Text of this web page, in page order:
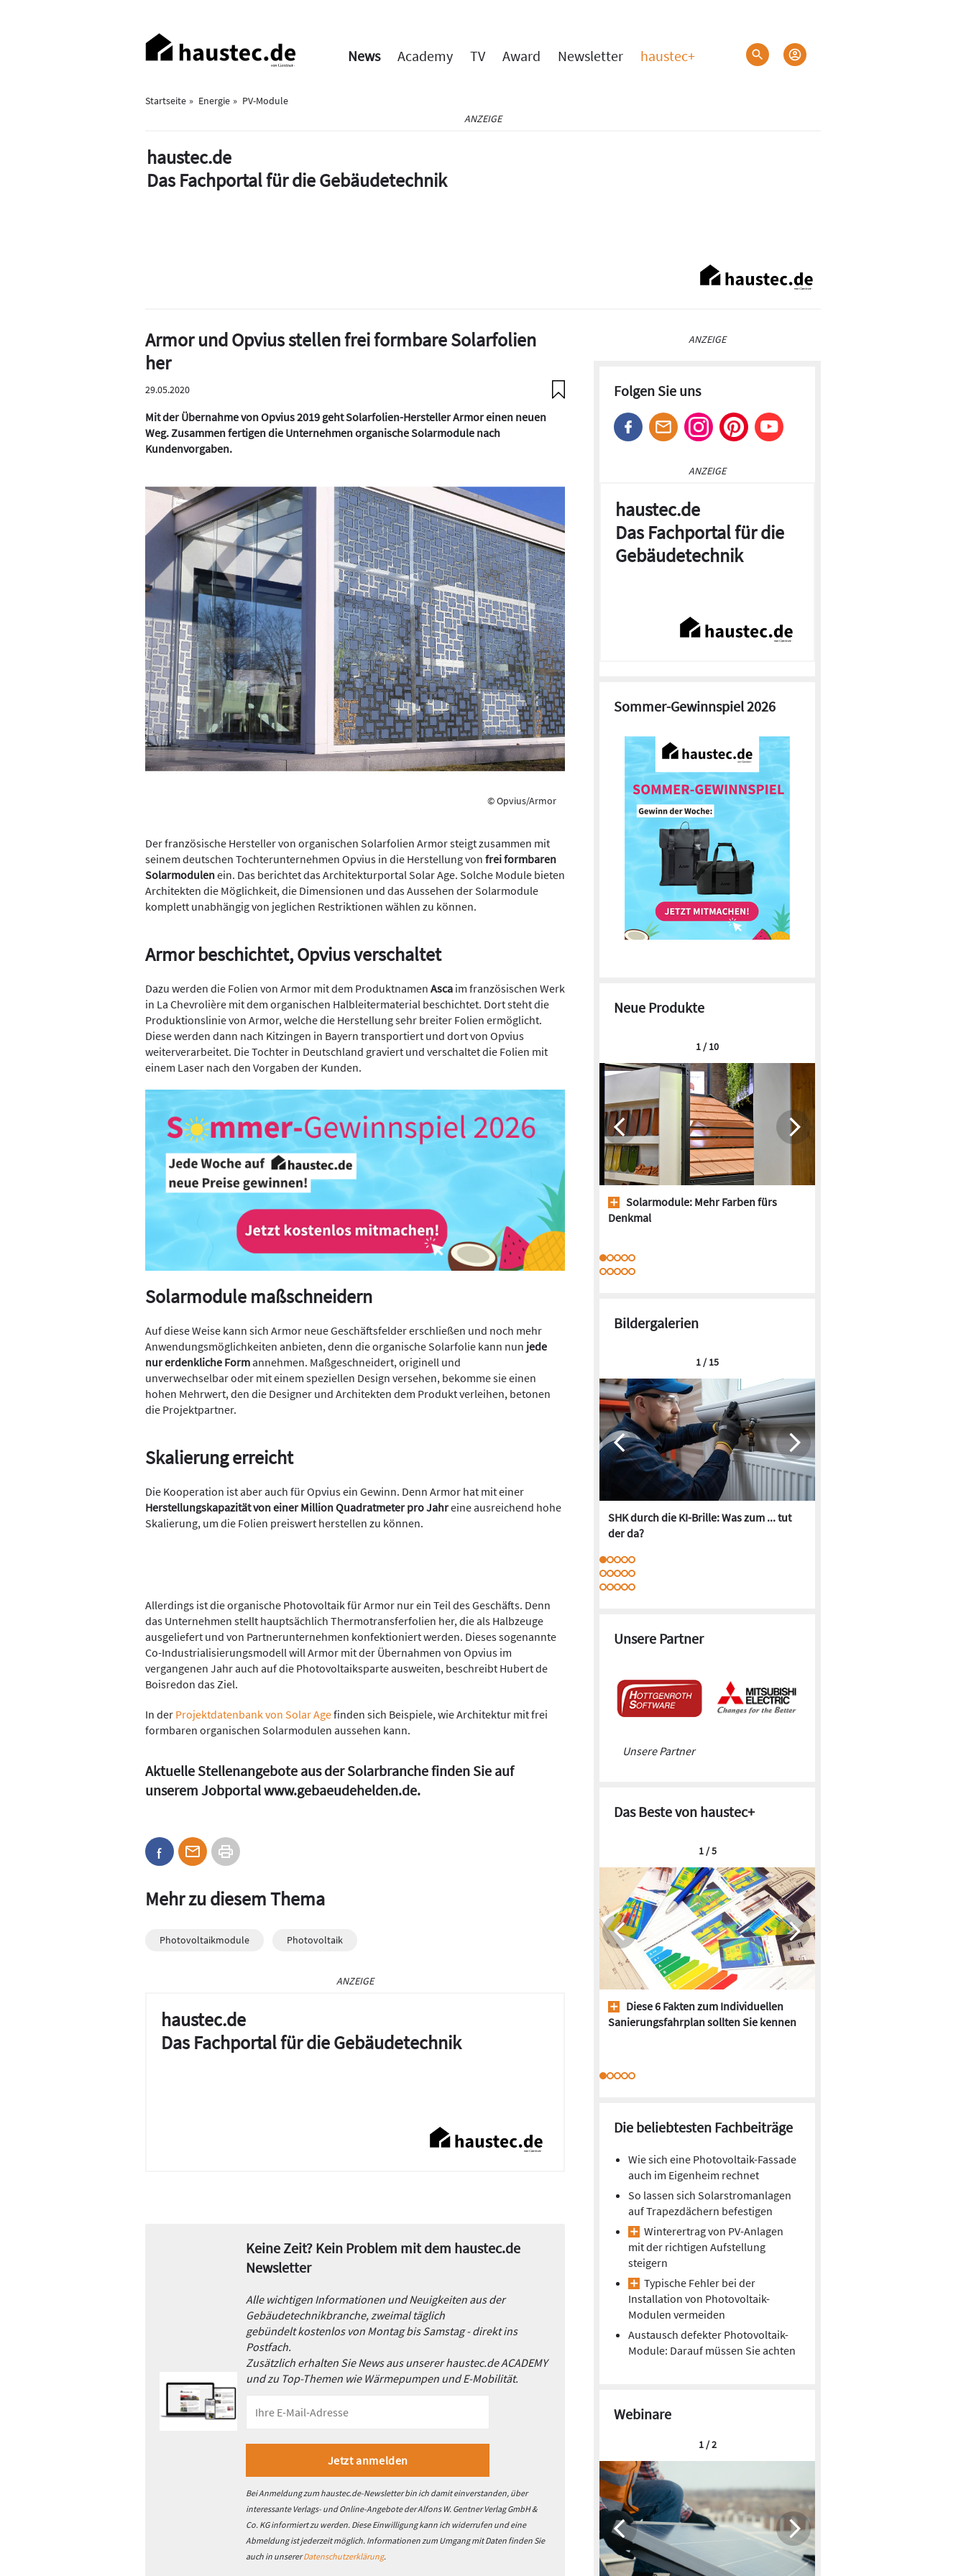
Haupt-
Navigation
News Academy TV Award Newsletter haustec+
Startseite Energie
PV-Module
ANZEIGE
haustec.de
Das Fachportal für die Gebäudetechnik
Armor und Opvius stellen frei formbare Solarfolien
her
29.05.2020
Mit der Übernahme von Opvius 2019 geht Solarfolien-Hersteller Armor einen neuen
Weg. Zusammen fertigen die Unternehmen organische Solarmodule nach
Kundenvorgaben.
© Opvius/Armor
Der französische Hersteller von organischen Solarfolien Armor steigt zusammen mit
seinem deutschen Tochterunternehmen Opvius in die Herstellung von frei formbaren
Solarmodulenein. Das berichtet das Architekturportal Solar Age. Solche Module bieten
Architekten die Möglichkeit, die Dimensionen und das Aussehen der Solarmodule
komplett unabhängig von jeglichen Restriktionen wählen zu können.
Armor beschichtet, Opvius verschaltet
Dazu werden die Folien von Armor mit dem Produktnamen Asca im französischen Werk
in La Chevrolière mit dem organischen Halbleitermaterial beschichtet. Dort steht die
Produktionslinie von Armor, welche die Herstellung sehr breiter Folien ermöglicht.
Diese werden dann nach Kitzingen in Bayern transportiert und dort von Opvius
weiterverarbeitet. Die Tochter in Deutschland graviert und verschaltet die Folien mit
einem Laser nach den Vorgaben der Kunden.
Solarmodule maßschneidern
Auf diese Weise kann sich Armor neue Geschäftsfelder erschließen und noch mehr
Anwendungsmöglichkeiten anbieten, denn die organische Solarfolie kann nun jede
nur erdenkliche Formannehmen. Maßgeschneidert, originell und
unverwechselbar oder mit einem speziellen Design versehen, bekomme sie einen
hohen Mehrwert, den die Designer und Architekten dem Produkt verleihen, betonen
die Projektpartner.
Skalierung erreicht
Die Kooperation ist aber auch für Opvius ein Gewinn. Denn Armor hat mit einer
Herstellungskapazität von einer Million Quadratmeter pro Jahreine ausreichend hohe
Skalierung, um die Folien preiswert herstellen zu können.
Allerdings ist die organische Photovoltaik für Armor nur ein Teil des Geschäfts. Denn
das Unternehmen stellt hauptsächlich Thermotransferfolien her, die als Halbzeuge
ausgeliefert und von Partnerunternehmen konfektioniert werden. Dieses sogenannte
Co-Industrialisierungsmodell will Armor mit der Übernahmen von Opvius im
vergangenen Jahr auch auf die Photovoltaiksparte ausweiten, beschreibt Hubert de
Boisredon das Ziel.
In der Projektdatenbank von Solar Agefinden sich Beispiele, wie Architektur mit frei
formbaren organischen Solarmodulen aussehen kann.
Aktuelle Stellenangebote aus der Solarbranche finden Sie auf
unserem Jobportalwww.gebaeudehelden.de.
Mehr zu diesem Thema
Photovoltaikmodule Photovoltaik
ANZEIGE
haustec.de
Das Fachportal für die Gebäudetechnik
Keine Zeit? Kein Problem mit dem haustec.de
Newsletter
Alle wichtigen Informationen und Neuigkeiten aus der
Gebäudetechnikbranche, zweimal täglich
gebündelt kostenlos von Montag bis Samstag - direkt ins
Postfach.
Zusätzlich erhalten Sie News aus unserer haustec.de ACADEMY
und zu Top-Themen wie Wärmepumpen und E-Mobilität.
Bei Anmeldung zum haustec.de-Newsletter bin ich damit einverstanden, über
interessante Verlags- und Online-Angebote der Alfons W. Gentner Verlag GmbH &
Co. KG informiert zu werden. Diese Einwilligung kann ich widerrufen und eine
Abmeldung ist jederzeit möglich. Informationen zum Umgang mit Daten finden Sie
auch in unsererDatenschutzerklärung.
ANZEIGE
Folgen Sie uns
ANZEIGE
haustec.de
Das Fachportal für die
Gebäudetechnik
Sommer-Gewinnspiel 2026
Neue Produkte
Solarmodule: Mehr Farben fürs
Denkmal
1 / 10
Bildergalerien
SHK durch die KI-Brille: Was zum ... tut
der da?
1 / 15
Unsere Partner
Unsere Partner
Das Beste von haustec+
Diese 6 Fakten zum Individuellen
Sanierungsfahrplan sollten Sie kennen
1 / 5
Die beliebtesten Fachbeiträge
Wie sich eine Photovoltaik-Fassade
auch im Eigenheim rechnet
So lassen sich Solarstromanlagen
auf Trapezdächern befestigen
Winterertrag von PV-Anlagen
mit der richtigen Aufstellung
steigern
Typische Fehler bei der
Installation von Photovoltaik-
Modulen vermeiden
Austausch defekter Photovoltaik-
Module: Darauf müssen Sie achten
Webinare
1 / 2